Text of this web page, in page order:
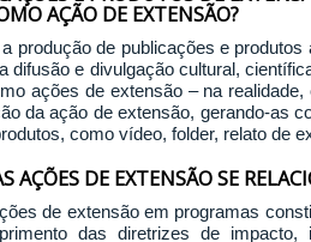
AÇÃO DE EXTENSÃO?
produção de publicações e
difusão e divulgação cultural,
ações de extensão – na
da ação de extensão, gerando-as
como vídeo, folder, relato de
AÇÕES DE EXTENSÃO SE
de extensão em programas
das diretrizes de impacto,